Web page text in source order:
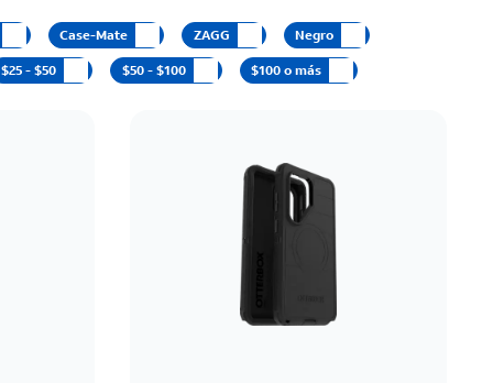
Destacados
Más reciente
Case-Mate ZAGG Negro
$25 - $50 $50 - $100 $100 o más